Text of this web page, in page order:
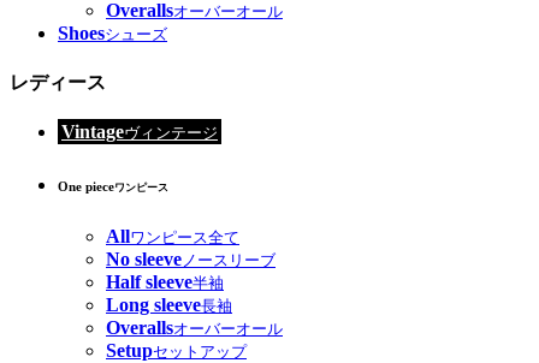
Overallsオーバーオール
Shoesシューズ
レディース
Vintageヴィンテージ
One pieceワンピース
Allワンピース全て
No sleeveノースリーブ
Half sleeve半袖
Long sleeve長袖
Overallsオーバーオール
Setupセットアップ